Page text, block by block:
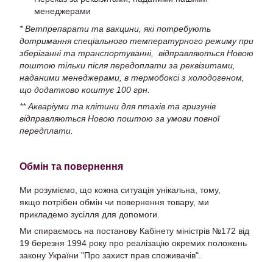
менеджерами
* Ветпрепарати та вакцини, які потребують
дотримання спеціального температурного режиму при
зберіганні та транспортуванні, відправляються Новою
поштою тільки після передоплати за реквізитами,
наданими менеджерами, в термобоксі з холодогеном,
що додатково коштує 100 грн.
** Акваріуми та клітини для птахів та гризунів
відправляються Новою поштою за умови повної
передплати.
Обмін та повернення
Ми розуміємо, що кожна ситуація унікальна, тому,
якщо потрібен обмін чи повернення товару, ми
прикладемо зусілля для допомоги.
Ми спираємось на постанову Кабінету міністрів №172 від
19 березня 1994 року про реалізацію окремих положень
закону України "Про захист прав споживачів".